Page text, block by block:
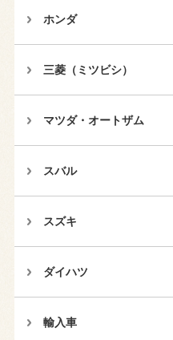
ホンダ
三菱（ミツビシ）
マツダ・オートザム
スバル
スズキ
ダイハツ
輸入車